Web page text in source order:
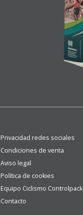
Privacidad redes sociales
Condiciones de venta
Aviso legal
Política de cookies
Equipo Ciclismo Controlpack
Contacto